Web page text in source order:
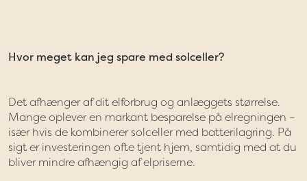
Hvor meget kan jeg spare med solceller?
Det afhænger af dit elforbrug og anlæggets størrelse.
Mange oplever en markant besparelse på elregningen –
især hvis de kombinerer solceller med batterilagring. På
sigt er investeringen ofte tjent hjem, samtidig med at du
bliver mindre afhængig af elpriserne.